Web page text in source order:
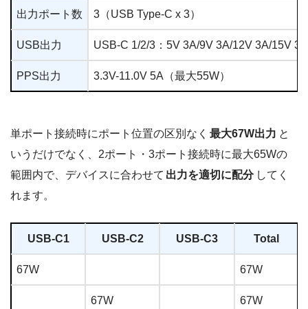
出力ポート数 3（USB Type-C x 3）
USB出力 USB-C 1/2/3：5V 3A/9V 3A/12V 3A/15V
PPS出力 3.3V-11.0V 5A（最大55W）
単ポート接続時にポート位置の区別なく 最大67W出力 と
いうだけでなく、2ポート・3ポート接続時に最大65Wの
範囲内で、デバイスに合わせて 出力を適切に配分 してく
れます。
USB-C1 USB-C2 USB-C3 Total
67W 67W
67W 67W